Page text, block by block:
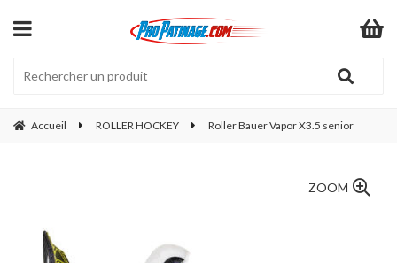
Accueil ROLLER HOCKEY Roller Bauer Vapor X3.5 senior
ZOOM